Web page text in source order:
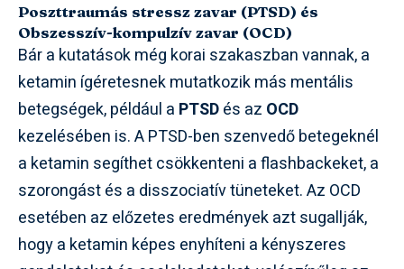
Poszttraumás stressz zavar (PTSD) és
Obszesszív-kompulzív zavar (OCD)
Bár a kutatások még korai szakaszban vannak, a
ketamin ígéretesnek mutatkozik más mentális
betegségek, például a PTSDés az OCD
kezelésében is. A PTSD-ben szenvedő betegeknél
a ketamin segíthet csökkenteni a flashbackeket, a
szorongást és a disszociatív tüneteket. Az OCD
esetében az előzetes eredmények azt sugallják,
hogy a ketamin képes enyhíteni a kényszeres